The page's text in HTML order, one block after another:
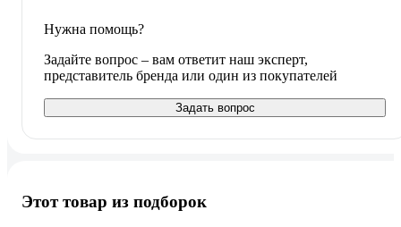
Нужна помощь?
Задайте вопрос – вам ответит наш эксперт,
представитель бренда или один из покупателей
Задать вопрос
Этот товар из подборок